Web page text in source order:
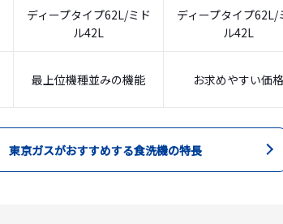
ディープタイプ62L/ミド
ル42L
ディープタイプ62L/
ル42L
最上位機種並みの機能 お求めやすい価格
東京ガスがおすすめする食洗機の特長